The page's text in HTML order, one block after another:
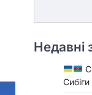
Недавні